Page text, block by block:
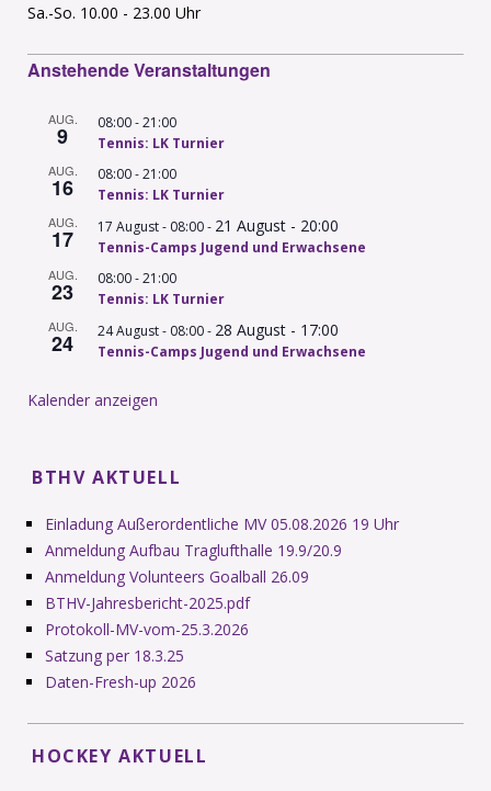
Sa.-So. 10.00 - 23.00 Uhr
Anstehende Veranstaltungen
AUG.
9 08:00-21:00
Tennis: LK Turnier
AUG.
16 08:00-21:00
Tennis: LK Turnier
AUG.
17 17 August - 08:00- 21 August - 20:00
Tennis-Camps Jugend und Erwachsene
AUG.
23 08:00-21:00
Tennis: LK Turnier
AUG.
24 24 August - 08:00- 28 August - 17:00
Tennis-Camps Jugend und Erwachsene
Kalender anzeigen
BTHV AKTUELL
Einladung Außerordentliche MV 05.08.2026 19 Uhr
Anmeldung Aufbau Traglufthalle 19.9/20.9
Anmeldung Volunteers Goalball 26.09
BTHV-Jahresbericht-2025.pdf
Protokoll-MV-vom-25.3.2026
Satzung per 18.3.25
Daten-Fresh-up 2026
HOCKEY AKTUELL